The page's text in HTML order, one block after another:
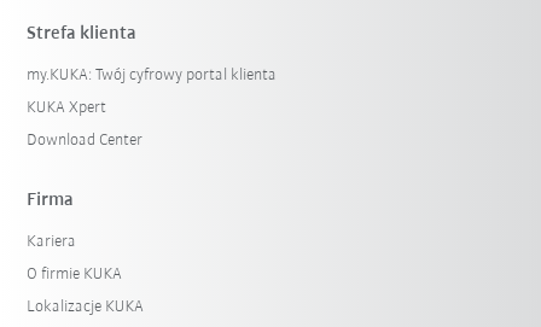
Strefa klienta
my.KUKA: Twój cyfrowy portal klienta
KUKA Xpert
Download Center
Firma
Kariera
O firmie KUKA
Lokalizacje KUKA